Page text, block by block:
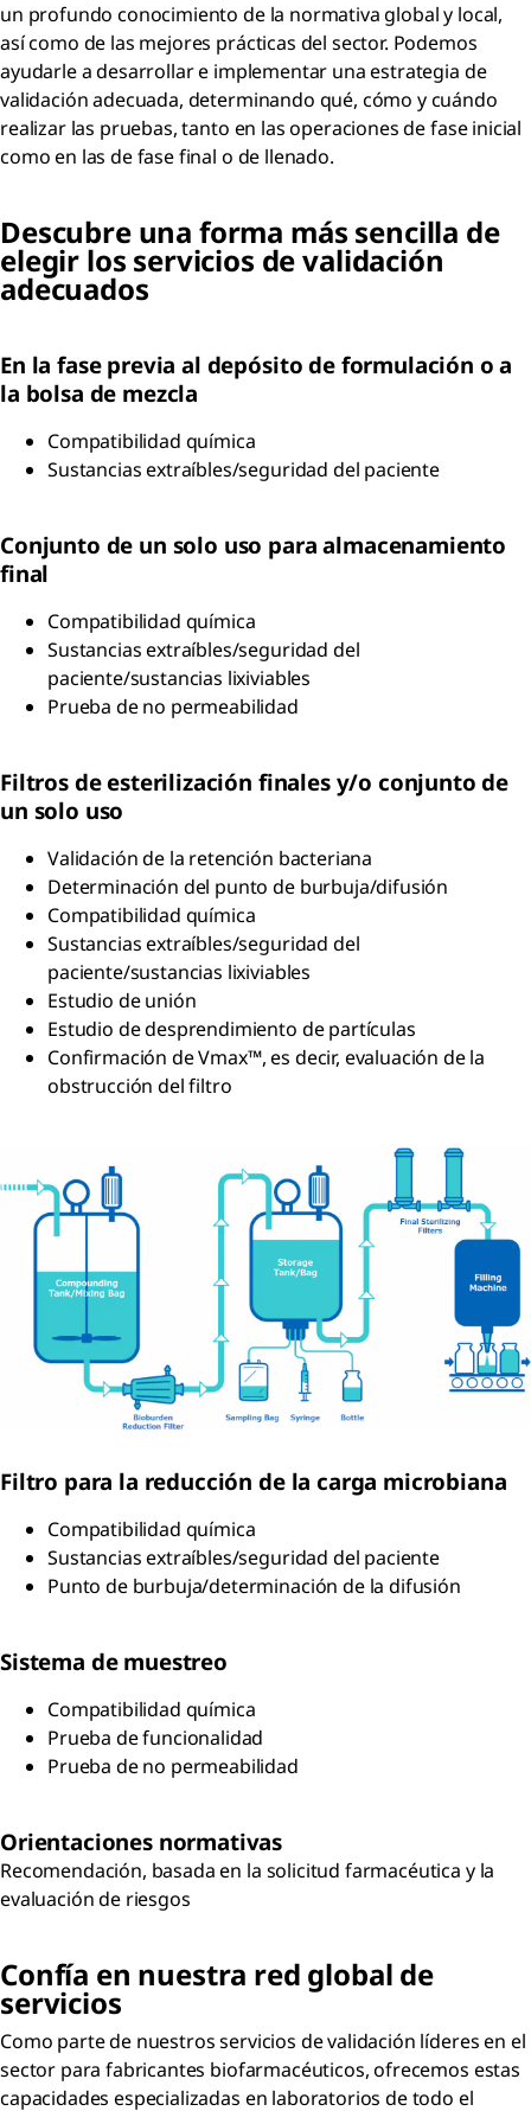
un profundo conocimiento de la normativa global y local,
así como de las mejores prácticas del sector. Podemos
ayudarle a desarrollar e implementar una estrategia de
validación adecuada, determinando qué, cómo y cuándo
realizar las pruebas, tanto en las operaciones de fase inicial
como en las de fase final o de llenado.
Descubre una forma más sencilla de
elegir los servicios de validación
adecuados
En la fase previa al depósito de formulación o a
la bolsa de mezcla
Compatibilidad química
Sustancias extraíbles/seguridad del paciente
Conjunto de un solo uso para almacenamiento
final
Compatibilidad química
Sustancias extraíbles/seguridad del
paciente/sustancias lixiviables
Prueba de no permeabilidad
Filtros de esterilización finales y/o conjunto de
un solo uso
Validación de la retención bacteriana
Determinación del punto de burbuja/difusión
Compatibilidad química
Sustancias extraíbles/seguridad del
paciente/sustancias lixiviables
Estudio de unión
Estudio de desprendimiento de partículas
Confirmación de Vmax™, es decir, evaluación de la
obstrucción del filtro
Filtro para la reducción de la carga microbiana
Compatibilidad química
Sustancias extraíbles/seguridad del paciente
Punto de burbuja/determinación de la difusión
Sistema de muestreo
Compatibilidad química
Prueba de funcionalidad
Prueba de no permeabilidad
Orientaciones normativas
Recomendación, basada en la solicitud farmacéutica y la
evaluación de riesgos
Confía en nuestra red global de
servicios
Como parte de nuestros servicios de validación líderes en el
sector para fabricantes biofarmacéuticos, ofrecemos estas
capacidades especializadas en laboratorios de todo el